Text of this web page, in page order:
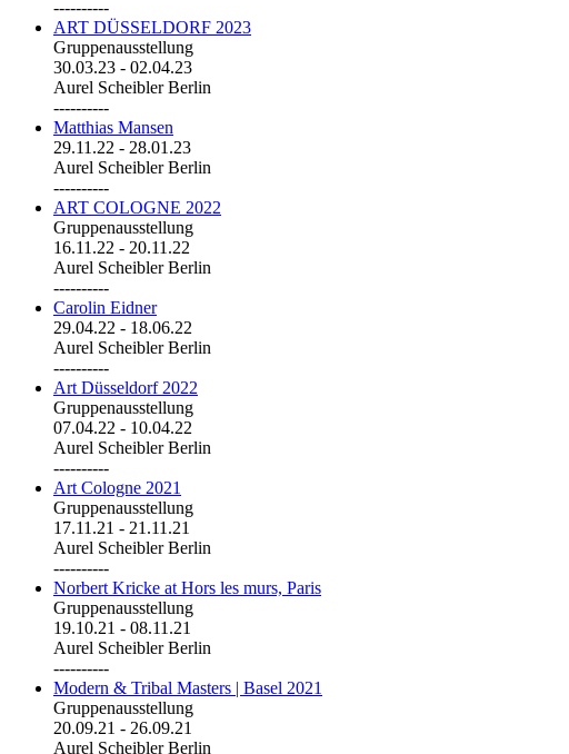
----------
ART DÜSSELDORF 2023
Gruppenausstellung
30.03.23 - 02.04.23
Aurel Scheibler Berlin
----------
Matthias Mansen
29.11.22 - 28.01.23
Aurel Scheibler Berlin
----------
ART COLOGNE 2022
Gruppenausstellung
16.11.22 - 20.11.22
Aurel Scheibler Berlin
----------
Carolin Eidner
29.04.22 - 18.06.22
Aurel Scheibler Berlin
----------
Art Düsseldorf 2022
Gruppenausstellung
07.04.22 - 10.04.22
Aurel Scheibler Berlin
----------
Art Cologne 2021
Gruppenausstellung
17.11.21 - 21.11.21
Aurel Scheibler Berlin
----------
Norbert Kricke at Hors les murs, Paris
Gruppenausstellung
19.10.21 - 08.11.21
Aurel Scheibler Berlin
----------
Modern & Tribal Masters | Basel 2021
Gruppenausstellung
20.09.21 - 26.09.21
Aurel Scheibler Berlin